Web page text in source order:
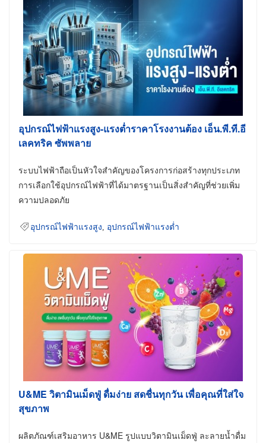
อุปกรณ์ไฟฟ้าแรงสูง-แรงต่ำราคาโรงงานต้อง เอ็น.พี.ที.อี
เลคทริค ซัพพลาย
ระบบไฟฟ้าถือเป็นหัวใจสำคัญของโครงการก่อสร้างทุกประเภท
การเลือกใช้อุปกรณ์ไฟฟ้าที่ได้มาตรฐานเป็นสิ่งสำคัญที่ช่วยเพิ่ม
ความปลอดภัย
อุปกรณ์ไฟฟ้าแรงสูง อุปกรณ์ไฟฟ้าแรงต่ำ
U&ME วิตามินเม็ดฟู่ ดื่มง่าย สดชื่นทุกวัน เพื่อคุณที่ใส่ใจ
สุขภาพ
ผลิตภัณฑ์เสริมอาหาร U&ME รูปแบบวิตามินเม็ดฟู่ ละลายน้ำดื่ม